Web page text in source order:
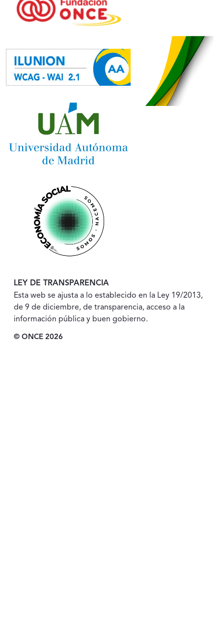
LEY DE TRANSPARENCIA
Esta web se ajusta a lo establecido en la Ley 19/2013,
de 9 de diciembre, de transparencia, acceso a la
información pública y buen gobierno.
© ONCE 2026